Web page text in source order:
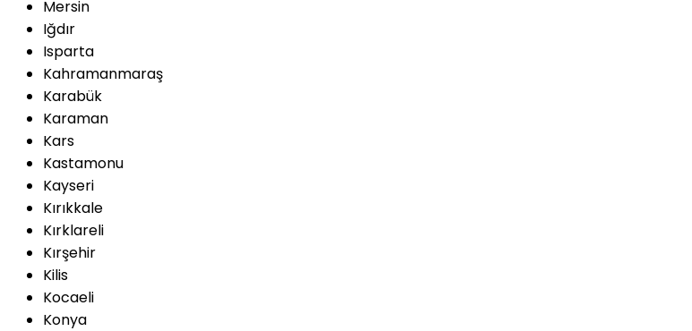
Mersin
Iğdır
Isparta
Kahramanmaraş
Karabük
Karaman
Kars
Kastamonu
Kayseri
Kırıkkale
Kırklareli
Kırşehir
Kilis
Kocaeli
Konya